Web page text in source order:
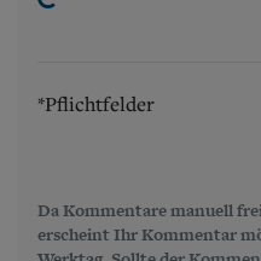
*Pflichtfelder
Da Kommentare manuell
erscheint Ihr Kommentar